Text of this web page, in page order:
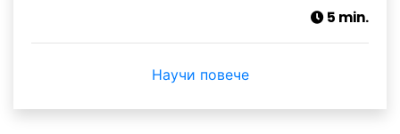
5 min.
Научи повече